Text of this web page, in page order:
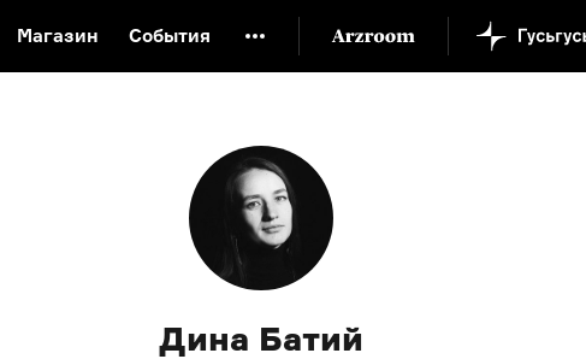
Магазин События
Русская литература XX века
Дина Батий